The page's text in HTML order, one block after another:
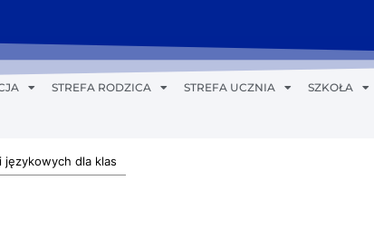
STREFA RODZICA STREFA UCZNIA SZKOŁA
językowych dla klas